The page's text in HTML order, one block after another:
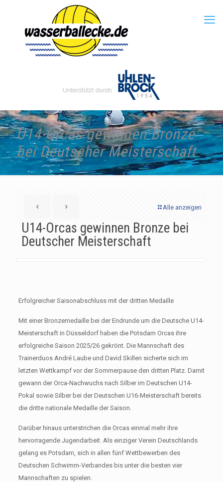
U14-Orcas gewinnen Bronze
bei Deutscher Meisterschaft
Alle anzeigen
U14-Orcas gewinnen Bronze bei
Deutscher Meisterschaft
Erfolgreicher Saisonabschluss mit der dritten Medaille
Mit einer Bronzemedaille bei der Endrunde um die Deutsche U14-
Meisterschaft in Düsseldorf haben die Potsdam Orcas ihre
erfolgreiche Saison 2025/26 gekrönt. Die Mannschaft des
Trainerduos André Laube und David Skillen sicherte sich im
letzten Wettkampf vor der Sommerpause den dritten Platz. Damit
gewann der Orca-Nachwuchs nach Silber im Deutschen U14-
Pokal sowie Silber bei der Deutschen U16-Meisterschaft bereits
die dritte nationale Medaille der Saison.
Darüber hinaus unterstrichen die Orcas einmal mehr ihre
hervorragende Jugendarbeit. Als einziger Verein Deutschlands
gelang es Potsdam, sich in allen fünf Wettbewerben des
Deutschen Schwimm-Verbandes bis unter die besten vier
Mannschaften zu spielen.